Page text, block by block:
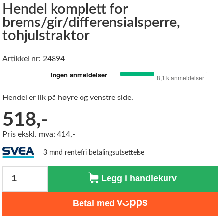
Hendel komplett for
brems/gir/differensialsperre,
tohjulstraktor
Artikkel nr: 24894
Hendel er lik på høyre og venstre side.
518,-
Pris ekskl. mva: 414,-
3 mnd rentefri betalingsutsettelse
Legg i handlekurv
Betal med